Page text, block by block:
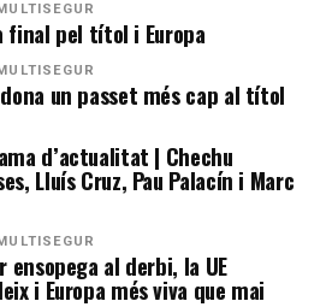
final pel títol i Europa
dona un passet més cap al títol
d’actualitat | Chechu
Lluís Cruz, Pau Palacín i Marc
ensopega al derbi, la UE
i Europa més viva que mai